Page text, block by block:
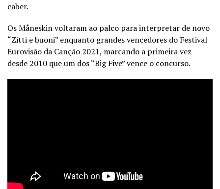
caber.
Os Måneskin voltaram ao palco para interpretar de novo
“Zitti e buoni” enquanto grandes vencedores do Festival
Eurovisão da Canção 2021, marcando a primeira vez
desde 2010 que um dos “Big Five” vence o concurso.